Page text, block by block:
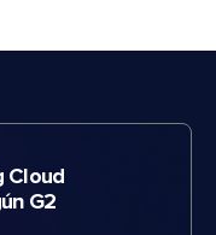
Cloud
G2